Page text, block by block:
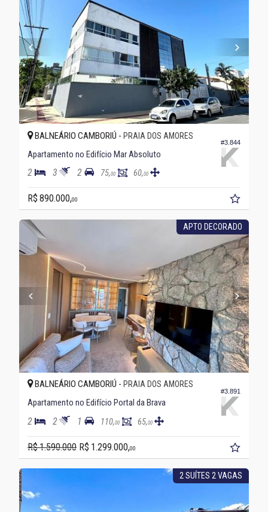
#3.844
BALNEÁRIO CAMBORIÚ - PRAIA DOS AMORES
Apartamento no Edifício Mar Absoluto
2 3 2 75,00 60,00
R$ 890.000,00
APTO DECORADO
#3.891
BALNEÁRIO CAMBORIÚ - PRAIA DOS AMORES
Apartamento no Edifício Portal da Brava
2 2 1 110,00 65,00
R$ 1.590.000 R$ 1.299.000,00
2 SUÍTES 2 VAGAS